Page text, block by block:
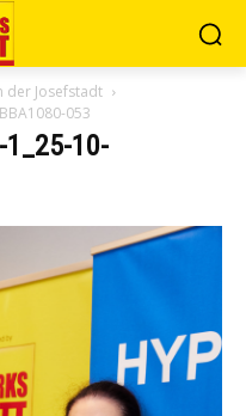
der Josefstadt
053
10-